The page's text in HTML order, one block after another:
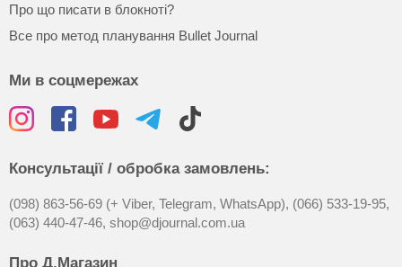
Про що писати в блокноті?
Все про метод планування Bullet Journal
Ми в соцмережах
Консультації / обробка замовлень:
(098) 863-56-69 (+ Viber, Telegram, WhatsApp), (066) 533-19-95,
(063) 440-47-46, shop@djournal.com.ua
Про Д.Магазин